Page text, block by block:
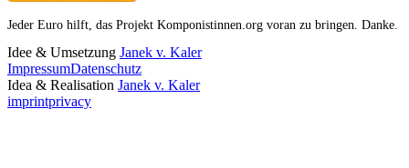
Jeder Euro hilft, das Projekt Komponistinnen.org voran zu bringen. Danke.
Idee & Umsetzung Janek v. Kaler
ImpressumDatenschutz
Idea & Realisation Janek v. Kaler
imprintprivacy